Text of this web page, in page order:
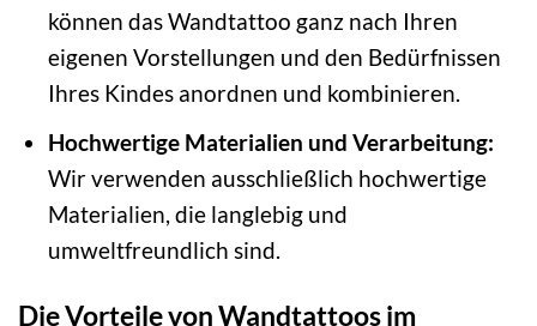
können das Wandtattoo ganz nach Ihren
eigenen Vorstellungen und den Bedürfnissen
Ihres Kindes anordnen und kombinieren.
Hochwertige Materialien und Verarbeitung:
Wir verwenden ausschließlich hochwertige
Materialien, die langlebig und
umweltfreundlich sind.
Die Vorteile von Wandtattoos im